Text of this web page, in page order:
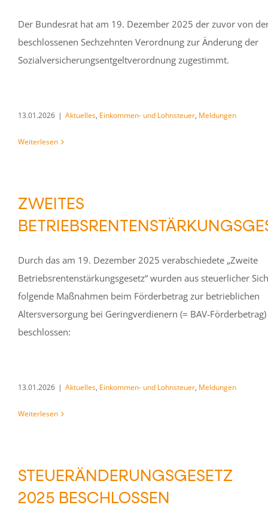
Der Bundesrat hat am 19. Dezember 2025 der zuvor von
beschlossenen Sechzehnten Verordnung zur Änderung der
Sozialversicherungsentgeltverordnung zugestimmt.
13.01.2026 | Aktuelles, Einkommen- und Lohnsteuer, Meldungen
Weiterlesen
ZWEITES
Durch das am 19. Dezember 2025 verabschiedete „Zweite
Betriebsrentenstärkungsgesetz“ wurden aus steuerlicher
folgende Maßnahmen beim Förderbetrag zur betrieblichen
Altersversorgung bei Geringverdienern (= BAV-Förderbetrag)
beschlossen:
13.01.2026 | Aktuelles, Einkommen- und Lohnsteuer, Meldungen
Weiterlesen
STEUERÄNDERUNGSGESETZ
2025 BESCHLOSSEN